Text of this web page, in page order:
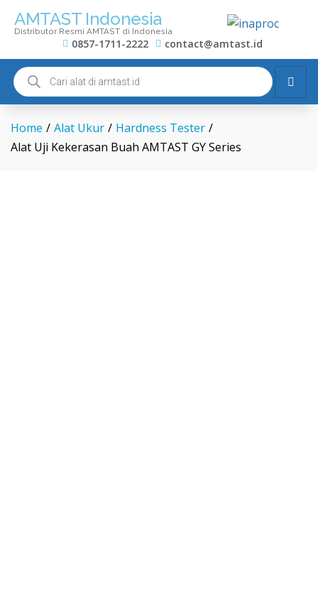
AMTAST Indonesia
Distributor Resmi AMTAST di Indonesia
0857-1711-2222 contact@amtast.id
Home / Alat Ukur / Hardness Tester /
Alat Uji Kekerasan Buah AMTAST GY Series